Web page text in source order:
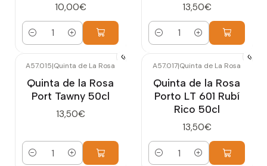
10,00€
Cantidad
13,50€
Cantidad
A57.015|Quinta de La Rosa
Quinta de la Rosa
Port Tawny 50cl
13,50€
Cantidad
A57.017|Quinta de La Rosa
Quinta de la Rosa
Porto LT 601 Rubí
Rico 50cl
13,50€
Cantidad